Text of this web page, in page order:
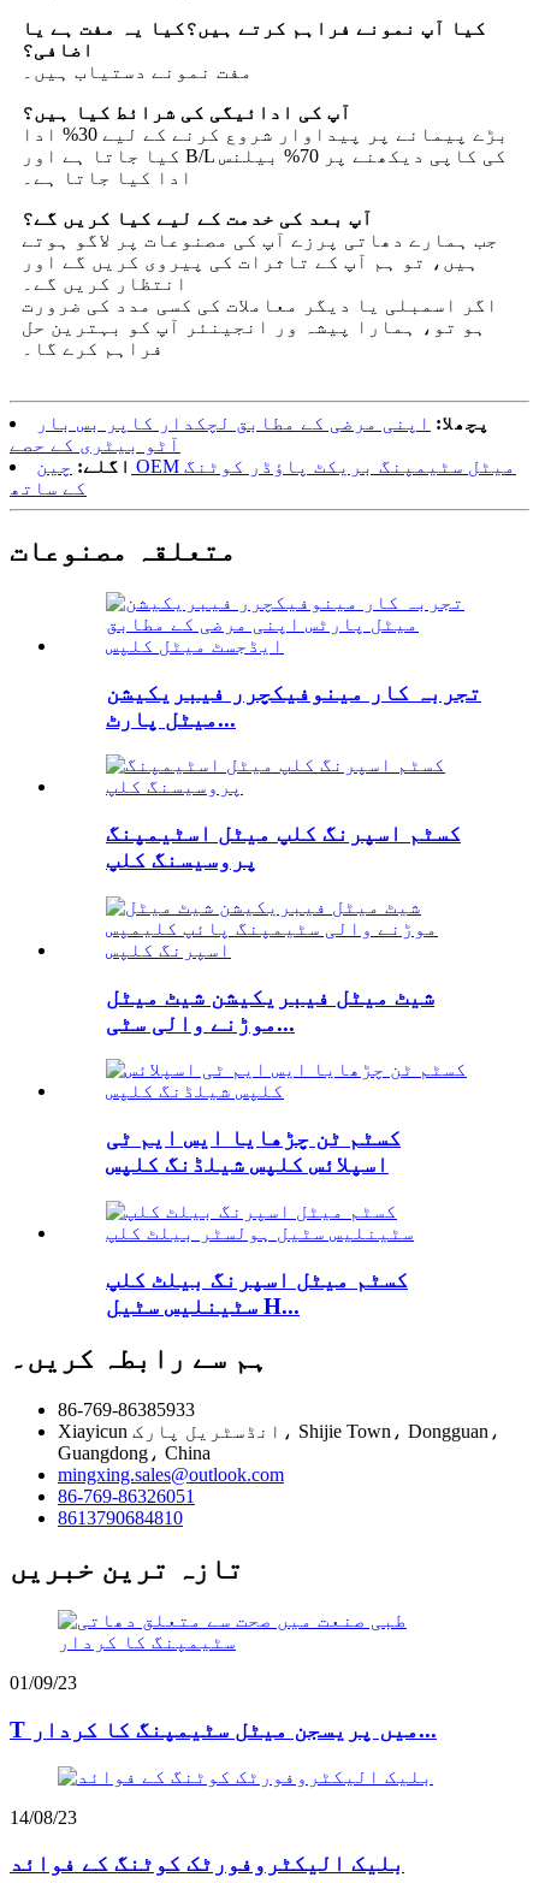
کیا آپ نمونے فراہم کرتے ہیں؟کیا یہ مفت ہے یا
اضافی؟
مفت نمونے دستیاب ہیں۔
آپ کی ادائیگی کی شرائط کیا ہیں؟
بڑے پیمانے پر پیداوار شروع کرنے کے لیے 30% ادا
کیا جاتا ہے اور B/L کی کاپی دیکھنے پر 70% بیلنس
ادا کیا جاتا ہے۔
آپ بعد کی خدمت کے لیے کیا کریں گے؟
جب ہمارے دھاتی پرزے آپ کی مصنوعات پر لاگو ہوتے
ہیں، تو ہم آپ کے تاثرات کی پیروی کریں گے اور
انتظار کریں گے۔
اگر اسمبلی یا دیگر معاملات کی کسی مدد کی ضرورت
ہو تو، ہمارا پیشہ ور انجینئر آپ کو بہترین حل
فراہم کرے گا۔
پچھلا: اپنی مرضی کے مطابق لچکدار کاپر بس بار
آٹو بیٹری کے حصے
اگلے: چین OEM میٹل سٹیمپنگ بریکٹ پاؤڈر کوٹنگ
کے ساتھ
متعلقہ مصنوعات
تجربہ کار مینوفیکچرر فیبریکیشن
میٹل پارٹ...
کسٹم اسپرنگ کلپ میٹل اسٹیمپنگ
پروسیسنگ کلپ
شیٹ میٹل فیبریکیشن شیٹ میٹل
موڑنے والی سٹی...
کسٹم ٹن چڑھایا ایس ایم ٹی
اسپلائس کلپس شیلڈنگ کلپس
کسٹم میٹل اسپرنگ بیلٹ کلپ
سٹینلیس سٹیل H...
ہم سے رابطہ کریں۔
86-769-86385933
Xiayicun انڈسٹریل پارک، Shijie Town، Dongguan،
Guangdong، China
mingxing.sales@outlook.com
86-769-86326051
8613790684810
تازہ ترین خبریں
01/09/23
T میں پریسجن میٹل سٹیمپنگ کا کردار...
14/08/23
بلیک الیکٹروفورٹک کوٹنگ کے فوائد